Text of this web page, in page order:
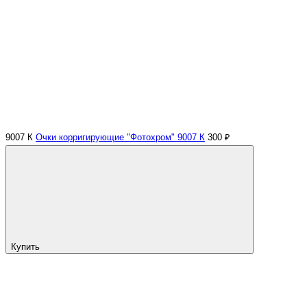
9007 К Очки корригирующие "Фотохром" 9007 К 300 ₽
Купить